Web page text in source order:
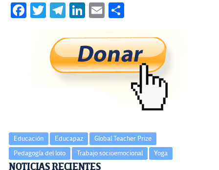
Fa T
tt
er
Te
gr
a
m
Li
ke
dI
n
E
ail m
p
ar
tir
Educación Educapaz
Global Teacher Prize
Pedagogía del loto
Trabajo socioemocional Yoga
NOTICIAS RECIENTES